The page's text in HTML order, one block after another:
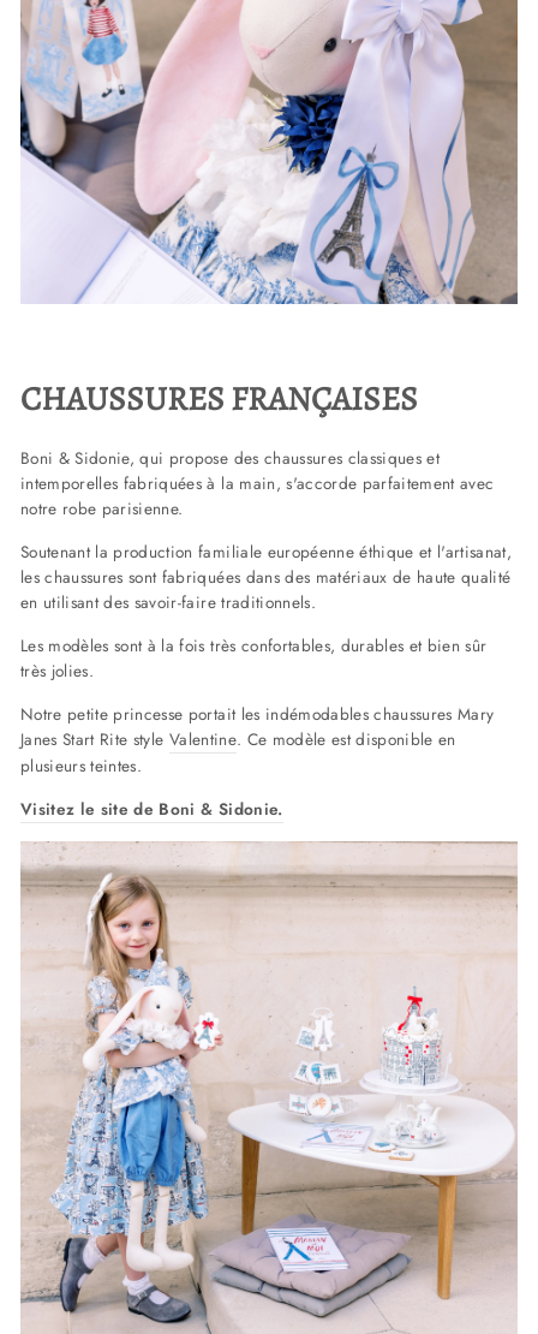
CHAUSSURES FRANÇAISES
Boni & Sidonie, qui propose des chaussures classiques et
intemporelles fabriquées à la main, s'accorde parfaitement avec
notre robe parisienne.
Soutenant la production familiale européenne éthique et l'artisanat,
les chaussures sont fabriquées dans des matériaux de haute qualité
en utilisant des savoir-faire traditionnels.
Les modèles sont à la fois très confortables, durables et bien sûr
très jolies.
Notre petite princesse portait les indémodables chaussures Mary
Janes Start Rite style Valentine. Ce modèle est disponible en
plusieurs teintes.
Visitez le site de Boni & Sidonie.